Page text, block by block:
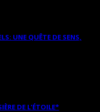
UNE QUÊTE DE SENS,
DE L’ÉTOILE*